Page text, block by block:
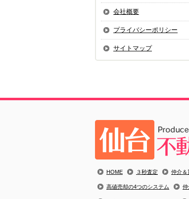
会社概要
プライバシーポリシー
サイトマップ
HOME ３秒査定 仲介＆
高値売却の4つのシステム 仲